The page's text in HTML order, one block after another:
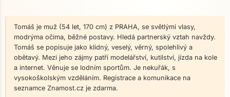
Tomáš je muž (54 let, 170 cm) z PRAHA, se světlými vlasy,
modrýma očima, běžné postavy. Hledá partnerský vztah navždy.
Tomáš se popisuje jako klidný, veselý, věrný, spolehlivý a
obětavý. Mezi jeho zájmy patří modelářství, kutilství, jízda na kole
a internet. Věnuje se lodním sportům. Je nekuřák, s
vysokoškolským vzděláním. Registrace a komunikace na
seznamce Znamost.cz je zdarma.